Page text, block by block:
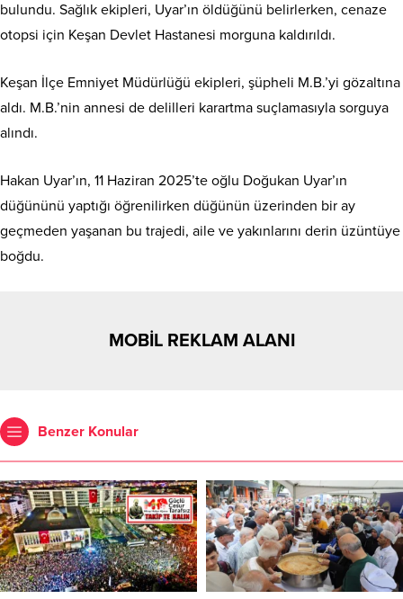
bulundu. Sağlık ekipleri, Uyar’ın öldüğünü belirlerken, cenaze
otopsi için Keşan Devlet Hastanesi morguna kaldırıldı.
Keşan İlçe Emniyet Müdürlüğü ekipleri, şüpheli M.B.’yi gözaltına
aldı. M.B.’nin annesi de delilleri karartma suçlamasıyla sorguya
alındı.
Hakan Uyar’ın, 11 Haziran 2025’te oğlu Doğukan Uyar’ın
düğününü yaptığı öğrenilirken düğünün üzerinden bir ay
geçmeden yaşanan bu trajedi, aile ve yakınlarını derin üzüntüye
boğdu.
MOBİL REKLAM ALANI
Benzer Konular